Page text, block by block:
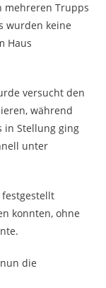
mehreren Trupps
wurden keine
Haus
versucht den
während
in Stellung ging
unter
konnten, ohne
die